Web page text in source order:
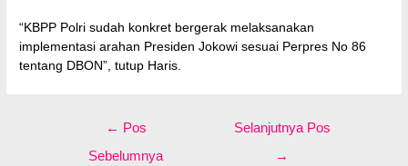
“KBPP Polri sudah konkret bergerak melaksanakan
implementasi arahan Presiden Jokowi sesuai Perpres No 86
tentang DBON”, tutup Haris.
← Pos
Sebelumnya
Selanjutnya Pos
→